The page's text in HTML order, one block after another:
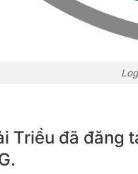
Triều đã đăng